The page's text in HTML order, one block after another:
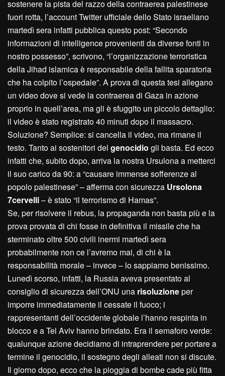
sostenere la pista del razzo della contraerea palestinese
fuori rotta, l’account Twitter ufficiale dello Stato israeliano
martedì sera infatti pubblica questo post: “Secondo
informazioni di intelligence provenienti da diverse fonti in
nostro possesso”, scrivono, “l’organizzazione terroristica
della Jihad islamica è responsabile della fallita sparatoria
che ha colpito l’ospedale”. A prova di questa tesi allegano
un video dove si vede la contraerea di Gaza in azione
proprio in quell’area, ma gli è sfuggito un piccolo dettaglio:
il video è stato registrato 40 minuti dopo il massacro.
Soluzione? Semplice: si cancella il video, ma rimane il
testo. Tanto ai sostenitori del genocidio gli basta. Ed ecco
infatti che, subito dopo, arriva la nostra Ursulona a metterci
il suo carico da 90: a “causare immense sofferenze al
popolo palestinese” – afferma con sicurezza Ursolona
7cervelli– è stato “il terrorismo di Hamas”.
Se, per risolvere il rebus, la propaganda non basta più e la
prova provata di chi fosse in definitiva il missile che ha
sterminato oltre 500 civili inermi martedì sera
probabilmente non ce l’avremo mai, di chi è la
responsabilità morale – invece – lo sappiamo benissimo.
Lunedì scorso, infatti, la Russia aveva presentato al
consiglio di sicurezza dell’ONU una risoluzioneper
imporre immediatamente il cessate il fuoco; i
rappresentanti dell’occidente globale l’hanno respinta in
blocco e a Tel Aviv hanno brindato. Era il semaforo verde:
qualunque azione decidiamo di intraprendere per portare a
termine il genocidio, il sostegno degli alleati non si discute.
Il giorno dopo, ecco che la pioggia di bombe cade più fitta